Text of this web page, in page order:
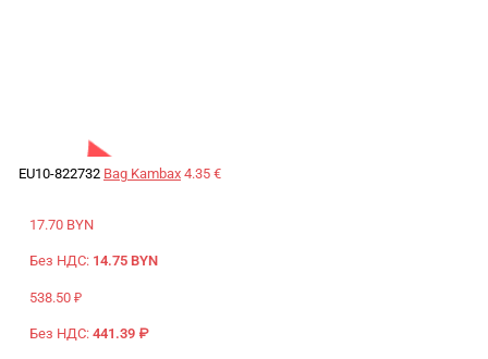
EU10-822732 Bag Kambax 4.35 €
17.70 BYN
Без НДС: 14.75 BYN
538.50 ₽
Без НДС: 441.39 ₽